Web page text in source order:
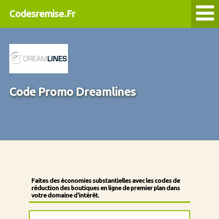
Codesremise.Fr
Code Promo Dreamlines
Faites des économies substantielles avec les codes de
réduction des boutiques en ligne de premier plan dans
votre domaine d'intérêt.